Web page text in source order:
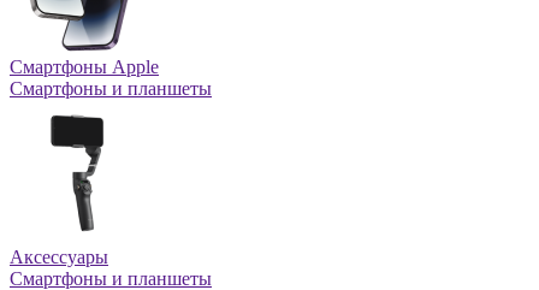
Смартфоны Apple
Смартфоны и планшеты
Аксессуары
Смартфоны и планшеты